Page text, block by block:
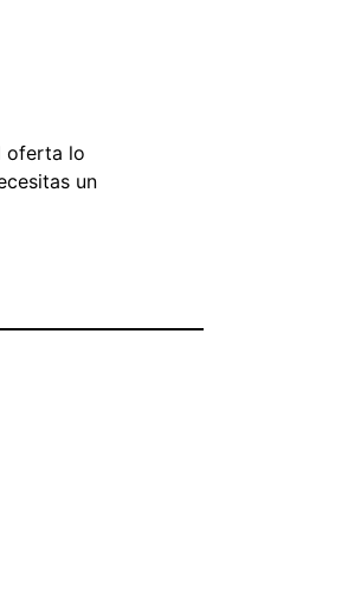
oferta lo
un